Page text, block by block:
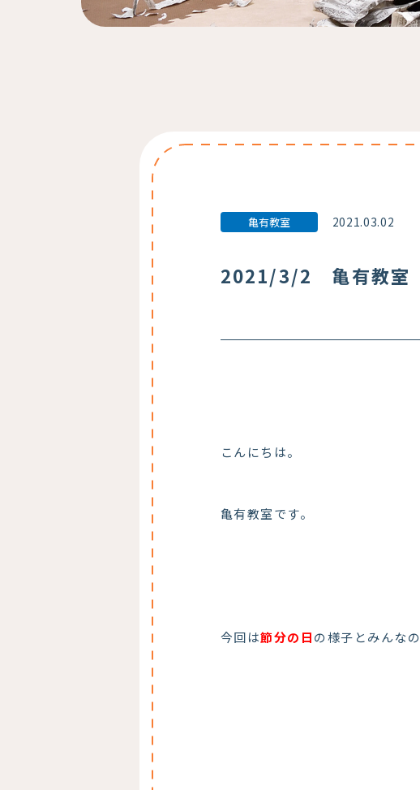
亀有教室 2021.03.02
2021/3/2 亀有教室
こんにちは。
亀有教室です。
今回は節分の日の様子とみんなの